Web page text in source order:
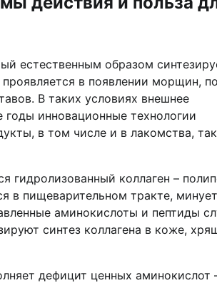
естественным образом
в появлении морщин,
В таких условиях внешнее
годы инновационные технологии
в том числе и в лакомства,
гидролизованный коллаген –
в пищеварительном тракте, минует
аминокислоты и пептиды
синтез коллагена в коже,
дефицит ценных аминокислот